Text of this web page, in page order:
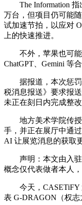
The Information 指
万台，但项目仍可能
试加速节拍，以应对
上的快速推进。
不外，苹果也可能
ChatGPT、Gemini 等合
据报道，本次惩罚
税消息报送》要求报
未正在刻日内完成整改
地方美术学院传授
手，并正在展厅中通
AI 让展览消息的获取
声明：本文由入驻
概念仅代表做者本人
今天，CASETiFY
表 G-DRAGON（权志